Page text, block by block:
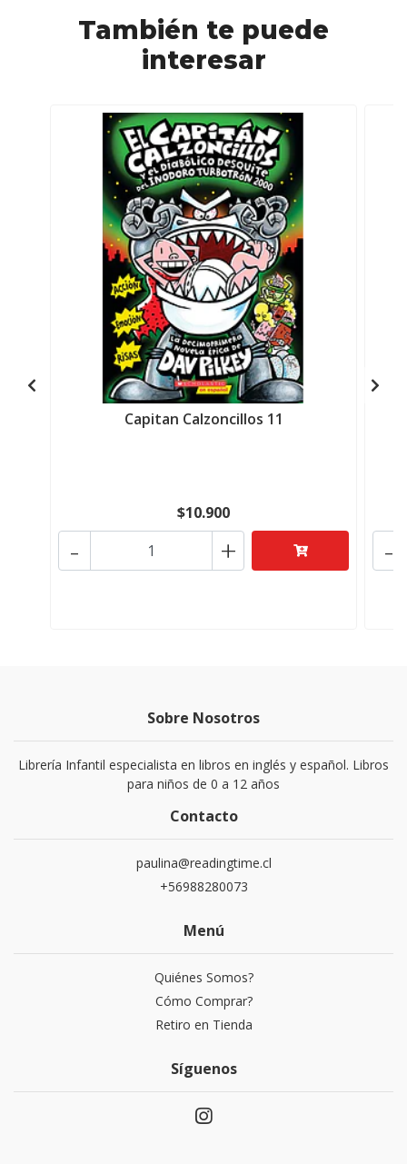
También te puede
interesar
Capitan Calzoncillos 11
$10.900
+
- -
Sobre Nosotros
Librería Infantil especialista en libros en inglés y español. Libros
para niños de 0 a 12 años
Contacto
paulina@readingtime.cl
+56988280073
Menú
Quiénes Somos?
Cómo Comprar?
Retiro en Tienda
Síguenos